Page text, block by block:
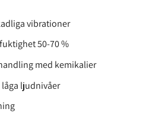
vibrationer
50-70 %
med kemikalier
ljudnivåer